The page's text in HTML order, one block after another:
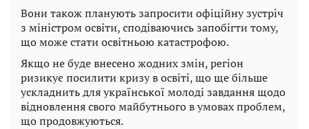
Вони також планують запросити офіційну зустріч
з міністром освіти, сподіваючись запобігти тому,
що може стати освітньою катастрофою.
Якщо не буде внесено жодних змін, регіон
ризикує посилити кризу в освіті, що ще більше
ускладнить для української молоді завдання щодо
відновлення свого майбутнього в умовах проблем,
що продовжуються.